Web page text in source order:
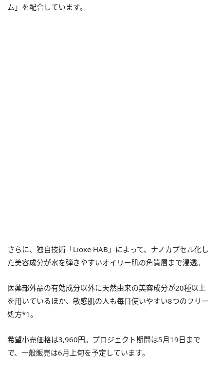
ム」を配合しています。
さらに、独自技術「Lioxe HAB」によって、ナノカプセル化し
た美容成分が水を弾きやすいオイリー肌の角質層まで浸透。
医薬部外品の有効成分以外に天然由来の美容成分が20種以上
を用いているほか、敏感肌の人も毎日使いやすい8つのフリー
処方*1。
希望小売価格は3,960円。プロジェクト期間は5月19日まで
で、一般販売は6月上旬を予定しています。